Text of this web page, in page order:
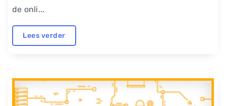
de onli...
Lees verder